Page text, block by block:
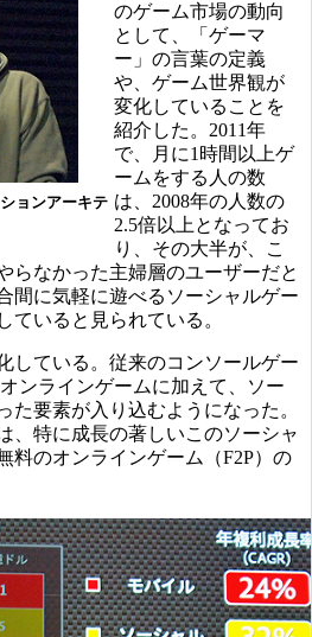
ョンアーキテ
のゲーム市場の動向
として、「ゲーマ
ー」の言葉の定義
や、ゲーム世界観が
変化していることを
紹介した。2011年
で、月に1時間以上ゲ
ームをする人の数
は、2008年の人数の
2.5倍以上となってお
り、その大半が、こ
らなかった主婦層のユーザーだと
間に気軽に遊べるソーシャルゲー
ていると見られている。
している。従来のコンソールゲー
ンラインゲームに加えて、ソー
た要素が入り込むようになった。
、特に成長の著しいこのソーシャ
料のオンラインゲーム（F2P）の